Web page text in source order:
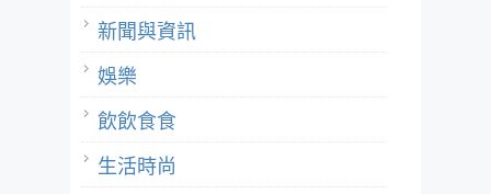
新聞與資訊
娛樂
飲飲食食
生活時尚